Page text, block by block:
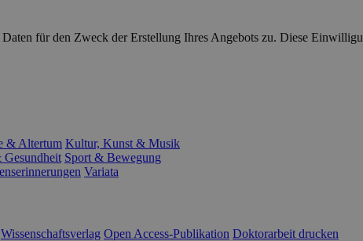
für den Zweck der Erstellung Ihres Angebots zu. Diese
& Altertum Kultur, Kunst & Musik
Sport & Bewegung
Variata
Wissenschaftsverlag Open Access-Publikation Doktorarbeit drucken